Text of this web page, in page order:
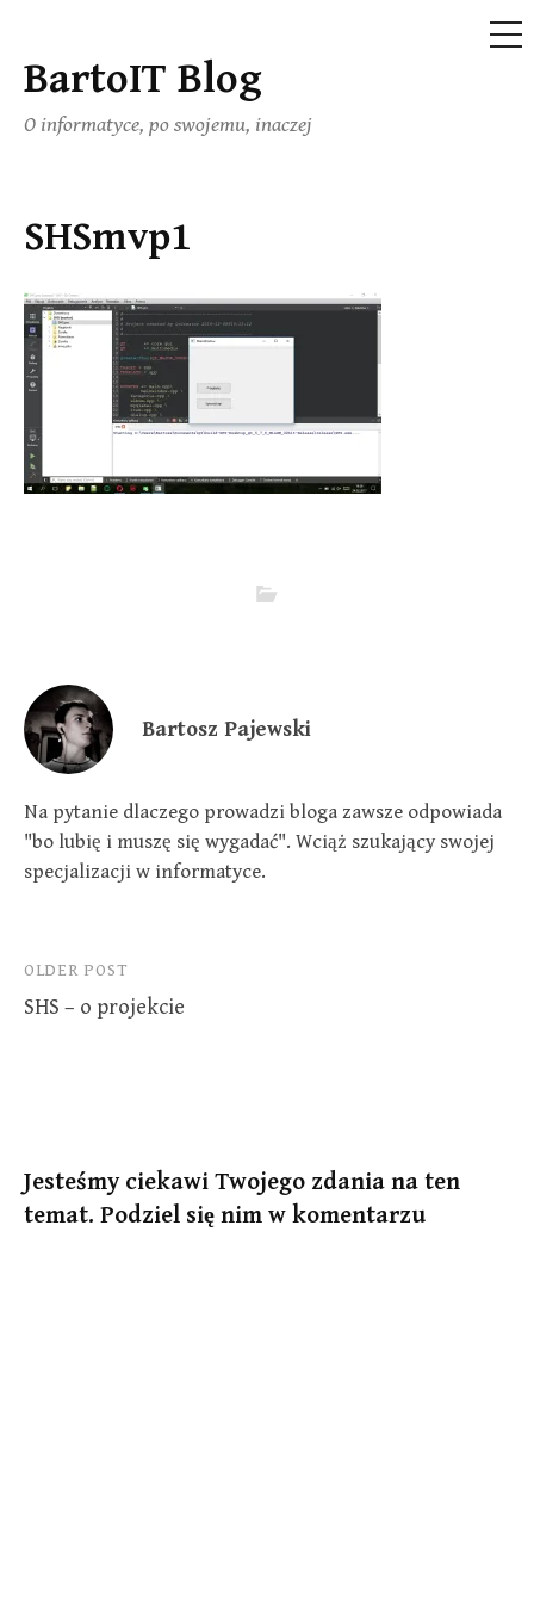
Skip
content
BartoIT Blog
O informatyce, po swojemu, inaczej
SHSmvp1
Bartosz Pajewski
Na pytanie dlaczego prowadzi bloga zawsze odpowiada
"bo lubię i muszę się wygadać". Wciąż szukający swojej
specjalizacji w informatyce.
Post
navigation
OLDER POST
SHS – o projekcie
Jesteśmy ciekawi Twojego zdania na ten
temat. Podziel się nim w komentarzu